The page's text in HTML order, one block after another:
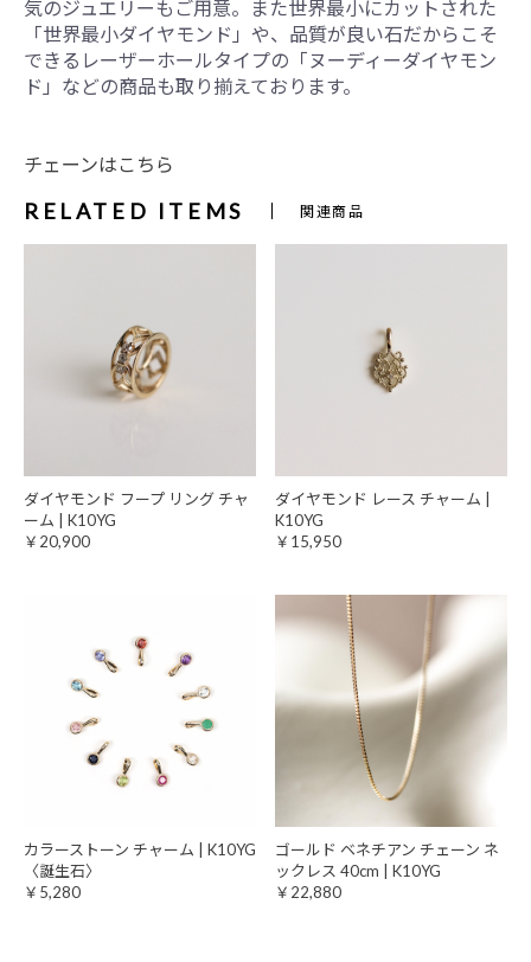
気のジュエリーもご用意。また世界最小にカットされた
「世界最小ダイヤモンド」や、品質が良い石だからこそ
できるレーザーホールタイプの「ヌーディーダイヤモン
ド」などの商品も取り揃えております。
チェーンはこちら
RELATED ITEMS 関連商品
ダイヤモンド フープ リング チャ
ーム | K10YG
￥20,900
ダイヤモンド レース チャーム |
K10YG
￥15,950
カラーストーン チャーム | K10YG
〈誕生石〉
￥5,280
ゴールド ベネチアン チェーン ネ
ックレス 40cm | K10YG
￥22,880